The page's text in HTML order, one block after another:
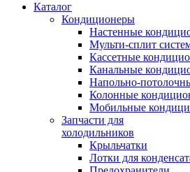
Каталог
Кондиционеры
Настенные
Мульти-сплит
Кассетные
Канальные
Напольно-
Колонные
Мобильные
Запчасти для
холодильников
Крыльчатки
Лотки для